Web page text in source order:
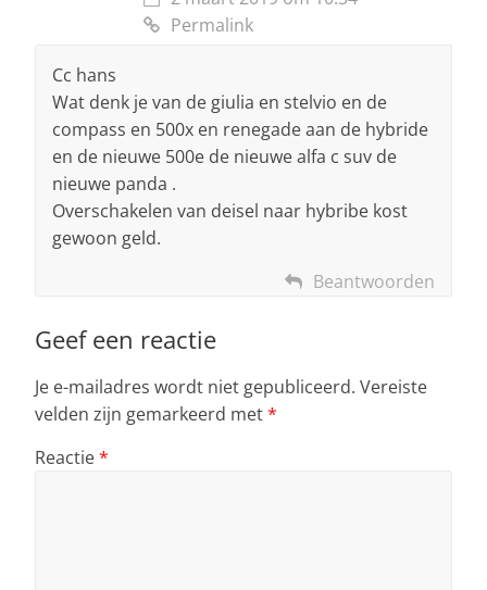
Permalink
Cc hans
Wat denk je van de giulia en stelvio en de
compass en 500x en renegade aan de hybride
en de nieuwe 500e de nieuwe alfa c suv de
nieuwe panda .
Overschakelen van deisel naar hybribe kost
gewoon geld.
Beantwoorden
Geef een reactie
Je e-mailadres wordt niet gepubliceerd. Vereiste
velden zijn gemarkeerd met*
Reactie*